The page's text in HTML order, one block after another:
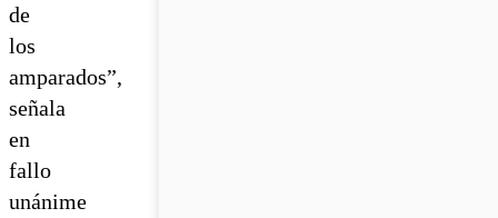
de
los
amparados”,
señala
en
fallo
unánime